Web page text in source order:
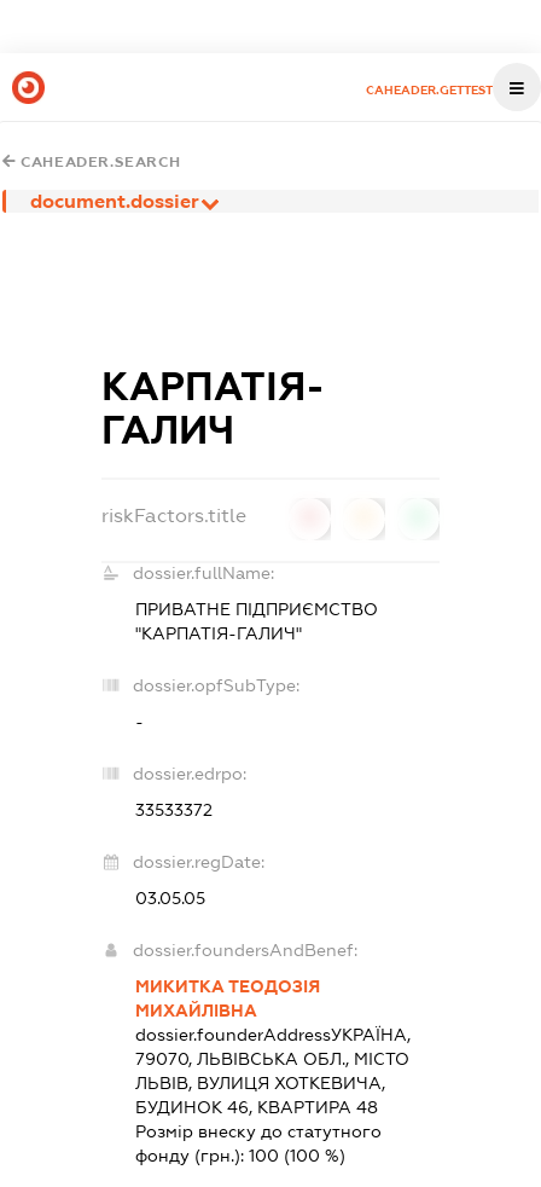
CAHEADER.GETTEST
CAHEADER.SEARCH
document.dossier
КАРПАТІЯ-
ГАЛИЧ
riskFactors.title
dossier.fullName:
ПРИВАТНЕ ПІДПРИЄМСТВО
"КАРПАТІЯ-ГАЛИЧ"
dossier.opfSubType:
-
dossier.edrpo:
33533372
dossier.regDate:
03.05.05
dossier.foundersAndBenef:
МИКИТКА ТЕОДОЗІЯ
МИХАЙЛІВНА
dossier.founderAddressУКРАЇНА,
79070, ЛЬВІВСЬКА ОБЛ., МІСТО
ЛЬВІВ, ВУЛИЦЯ ХОТКЕВИЧА,
БУДИНОК 46, КВАРТИРА 48
Розмір внеску до статутного
фонду (грн.):100 (100 %)